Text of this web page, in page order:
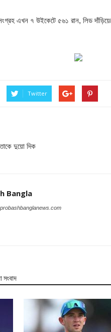
সংগ্রহ এখন ৭ উইকেটে ৫৬১ রান, লিড
Twitter
দুয়ো দিক
Bangla